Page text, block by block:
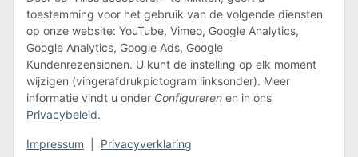
toestemming voor het gebruik van de volgende diensten
op onze website: YouTube, Vimeo, Google Analytics,
Google Analytics, Google Ads, Google
Kundenrezensionen. U kunt de instelling op elk moment
wijzigen (vingerafdrukpictogram linksonder). Meer
informatie vindt u onder Configureren en in ons
Privacybeleid.
Impressum Privacyverklaring
Algemene voorwaarden
#global.withdrawalForm#